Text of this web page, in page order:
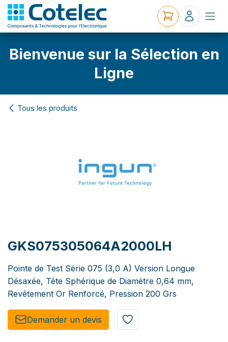
Bienvenue sur la Sélection en
Ligne
Tous les produits
GKS075305064A2000LH
Pointe de Test Série 075 (3,0 A) Version Longue
Désaxée, Tête Sphérique de Diamètre 0,64 mm,
Revêtement Or Renforcé, Pression 200 Grs
Demander un de​​vis​​